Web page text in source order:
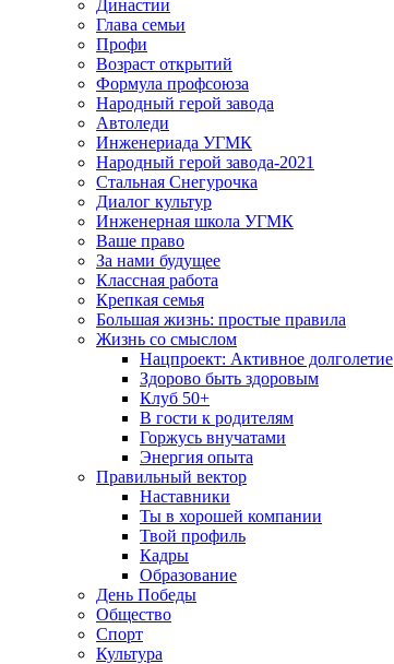
Династии
Глава семьи
Профи
Возраст открытий
Формула профсоюза
Народный герой завода
Автоледи
Инженериада УГМК
Народный герой завода-2021
Стальная Снегурочка
Диалог культур
Инженерная школа УГМК
Ваше право
За нами будущее
Классная работа
Крепкая семья
Большая жизнь: простые правила
Жизнь со смыслом
Нацпроект: Активное долголетие
Здорово быть здоровым
Клуб 50+
В гости к родителям
Горжусь внучатами
Энергия опыта
Правильный вектор
Наставники
Ты в хорошей компании
Твой профиль
Кадры
Образование
День Победы
Общество
Спорт
Культура